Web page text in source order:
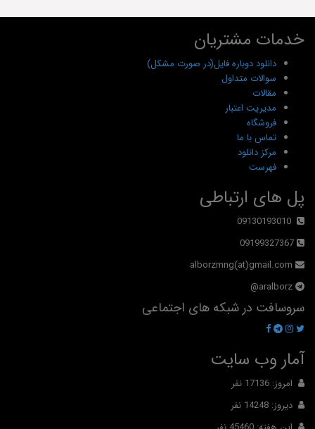
خدمات مشتریان
دانلود دوباره فایل(در صورت مشکل)
سوالات متداول
مقالات
مدیریت اعتبار
فروشگاه
تماس با ما
مرکز دانلود
فهرست
پل های ارتباطی
09130193010
09199327367
alborzmng(at)gmail.com
aralborz@
سروسافت در شبکه های اجتماعی
آمار وب سایت
امروز: 17136 نفر
دیروز: 14248 نفر